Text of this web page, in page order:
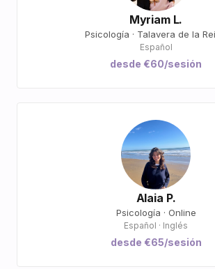
Myriam L.
Psicología · Talavera de la
Español
desde €60/sesión
Alaia P.
Psicología · Online
Español · Inglés
desde €65/sesión